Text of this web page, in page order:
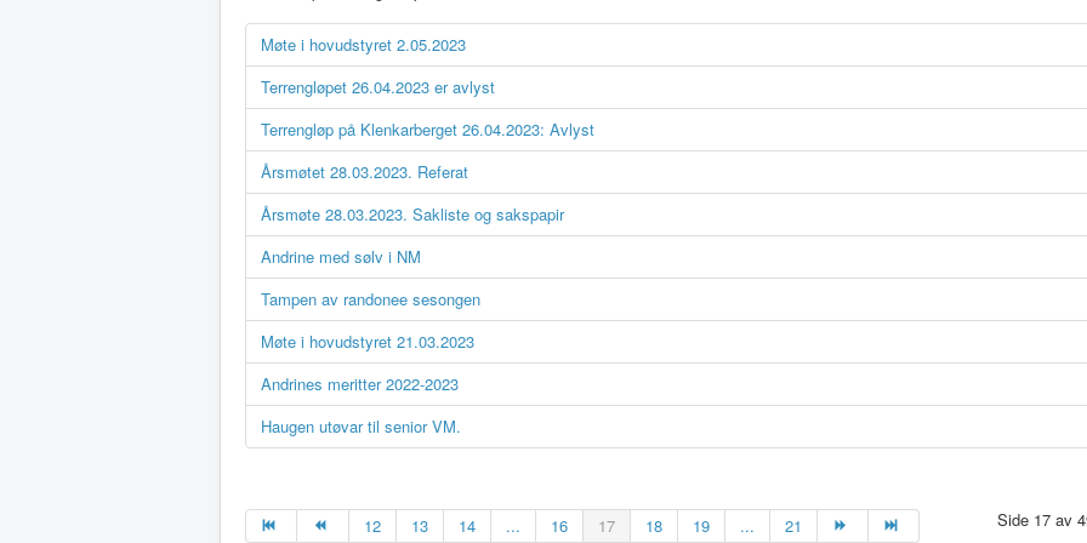
Møte i hovudstyret 2.05.2023
Terrengløpet 26.04.2023 er avlyst
Terrengløp på Klenkarberget 26.04.2023: Avlyst
Årsmøtet 28.03.2023. Referat
Årsmøte 28.03.2023. Sakliste og sakspapir
Andrine med sølv i NM
Tampen av randonee sesongen
Møte i hovudstyret 21.03.2023
Andrines meritter 2022-2023
Haugen utøvar til senior VM.
Side 17 av
12 13 14 ... 16 17 18 19 ... 21